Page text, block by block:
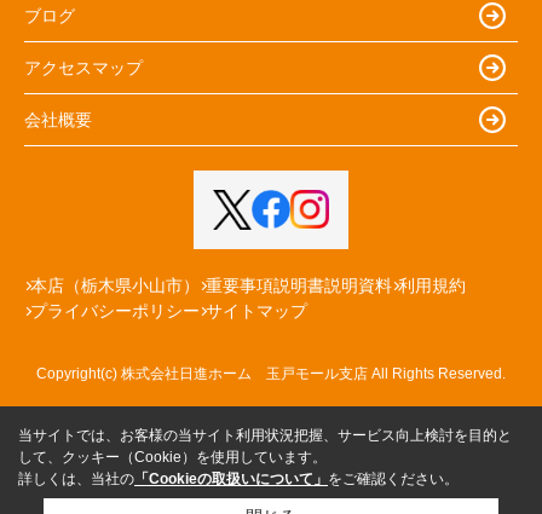
ブログ
アクセスマップ
会社概要
本店（栃木県小山市） 重要事項説明書説明資料 利用規約
プライバシーポリシー サイトマップ
Copyright(c) 株式会社日進ホーム 玉戸モール支店 All Rights Reserved.
当サイトでは、お客様の当サイト利用状況把握、サービス向上検討を目的と
して、クッキー（Cookie）を使用しています。
詳しくは、当社の 「Cookieの取扱いについて」 をご確認ください。